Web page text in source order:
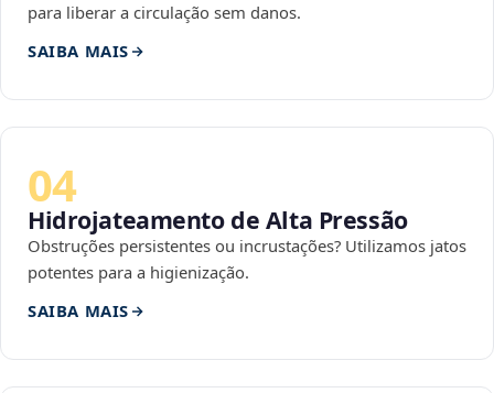
para liberar a circulação sem danos.
SAIBA MAIS
04
Hidrojateamento de Alta Pressão
Obstruções persistentes ou incrustações? Utilizamos jatos
potentes para a higienização.
SAIBA MAIS